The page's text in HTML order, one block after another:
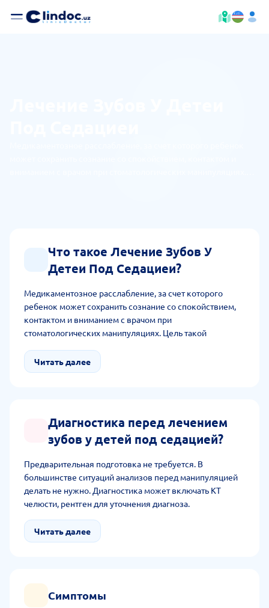
Что такое Лечение Зубов У
Детеи Под Седациеи?
Медикаментозное расслабление, за счет которого
ребенок может сохранить сознание со спокойствием,
контактом и вниманием с врачом при
стоматологических манипуляциях. Цель такой
тревожности, напряжения и создании комфортных
условий под качественное лечение.
Читать далее
Диагностика перед лечением
зубов у детей под седацией?
Предварительная подготовка не требуется. В
большинстве ситуаций анализов перед манипуляцией
делать не нужно. Диагностика может включать КТ
челюсти, рентген для уточнения диагноза.
Читать далее
Симптомы